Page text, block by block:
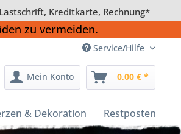
Kreditkarte, Rechnung*
zu vermeiden.
Service/Hilfe
Mein Konto 0,00 € *
& Dekoration Restposten